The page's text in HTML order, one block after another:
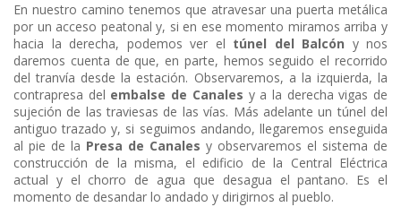
En nuestro camino tenemos que atravesar una puerta metálica
por un acceso peatonal y, si en ese momento miramos arriba y
hacia la derecha, podemos ver el túnel del Balcón y nos
daremos cuenta de que, en parte, hemos seguido el recorrido
del tranvía desde la estación. Observaremos, a la izquierda, la
contrapresa del embalse de Canales y a la derecha vigas de
sujeción de las traviesas de las vías. Más adelante un túnel del
antiguo trazado y, si seguimos andando, llegaremos enseguida
al pie de la Presa de Canales y observaremos el sistema de
construcción de la misma, el edificio de la Central Eléctrica
actual y el chorro de agua que desagua el pantano. Es el
momento de desandar lo andado y dirigirnos al pueblo.